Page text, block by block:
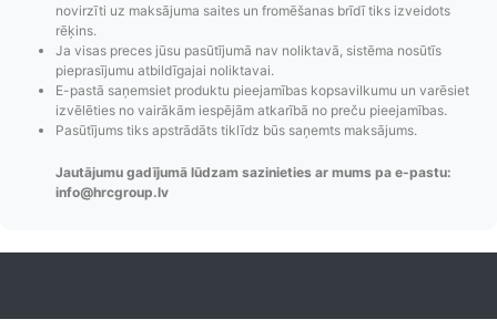
Pasūtījumu statusa
maiņas
paziņojumi,
Izsekošana,
Pasūtījumu re-
order u.c.
Visi pieejamie
piegādes veidi un
to izmaksas bez
lietotāja konta
izveides.
novirzīti uz maksājuma saites un fromēšanas brīdī tiks izveidots
rēķins.
Ja visas preces jūsu pasūtījumā nav noliktavā, sistēma nosūtīs
pieprasījumu atbildīgajai noliktavai.
E-pastā saņemsiet produktu pieejamības kopsavilkumu un varēsiet
izvēlēties no vairākām iespējām atkarībā no preču pieejamības.
Pasūtījums tiks apstrādāts tiklīdz būs saņemts maksājums.
Jautājumu gadījumā lūdzam sazinieties ar mums pa e-pastu:
info@hrcgroup.lv